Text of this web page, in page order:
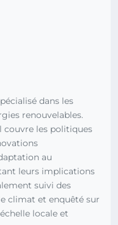
dans les
renouvelables.
couvre les politiques
au
leurs implications
suivi des
climat et enquêté sur
locale et